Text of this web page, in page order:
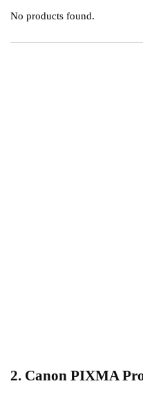
No products found.
2. Canon PIXMA